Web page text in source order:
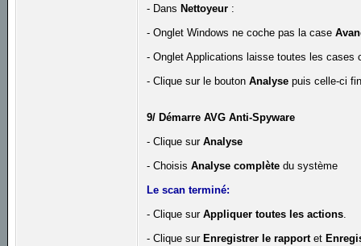
- Dans Nettoyeur :
- Onglet Windows ne coche pas la case
- Onglet Applications laisse toutes les cases
- Clique sur le bouton Analyse puis celle-ci
9/ Démarre AVG Anti-Spyware
- Clique surAnalyse
- ChoisisAnalyse complètedu système
Le scan terminé:
- Clique surAppliquer toutes les actions.
- Clique sur Enregistrer le rapportet